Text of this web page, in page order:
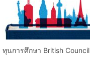
ทุนการศึกษา British Council